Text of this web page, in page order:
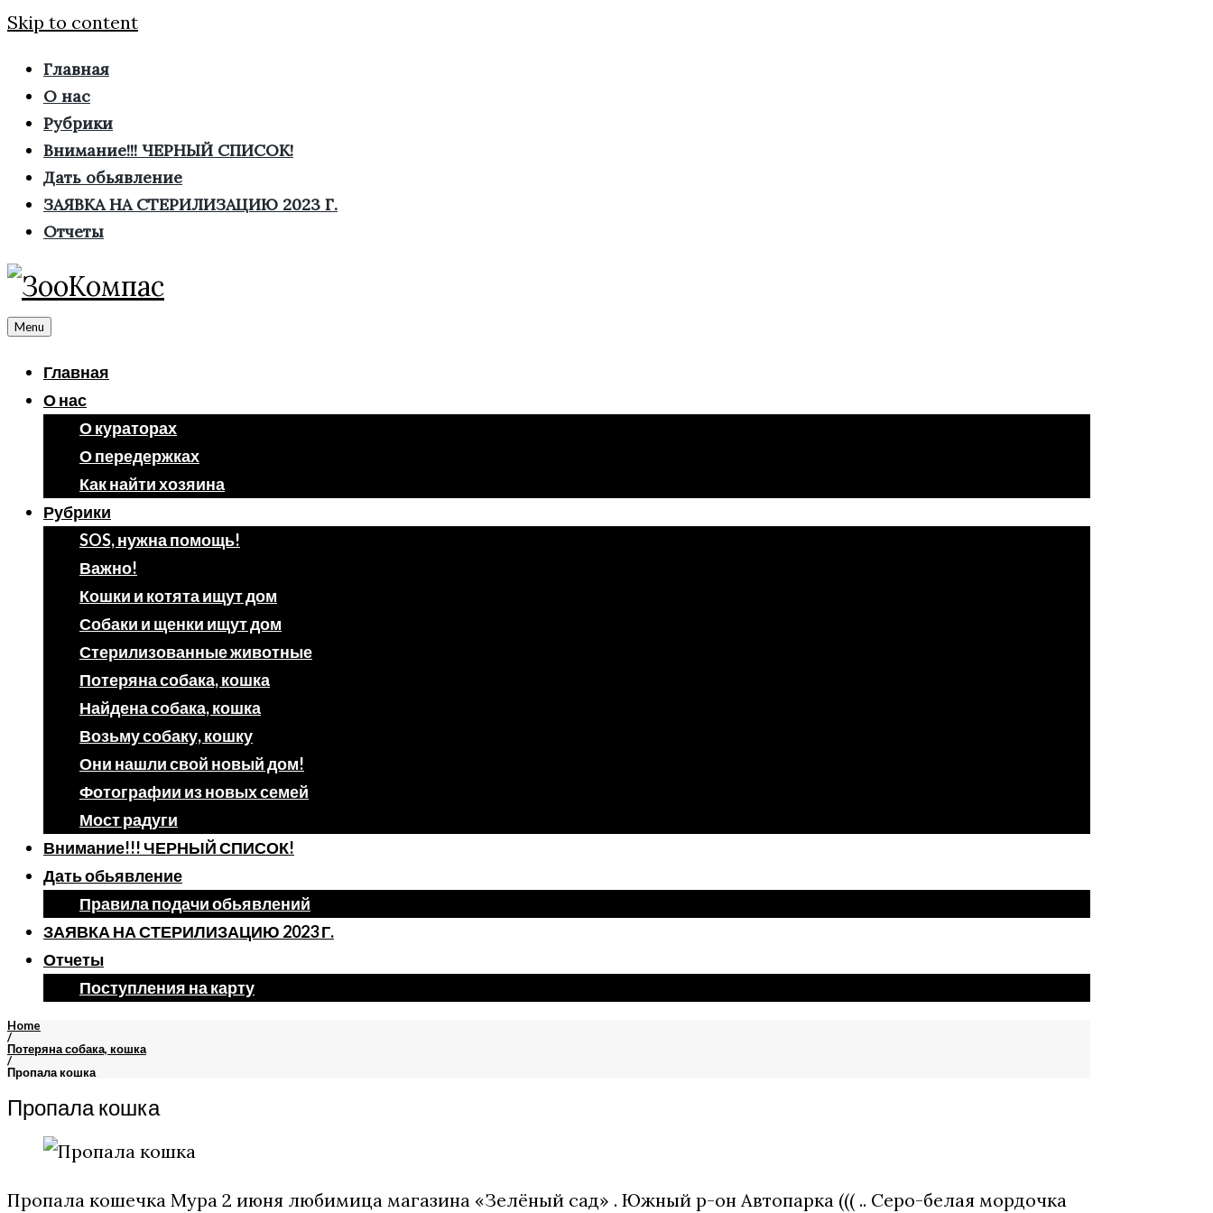
Skip to content
Главная
О нас
Рубрики
Внимание!!! ЧЕРНЫЙ СПИСОК!
Дать обьявление
ЗАЯВКА НА СТЕРИЛИЗАЦИЮ 2023 Г.
Отчеты
Menu
Главная
О нас
О кураторах
О передержках
Как найти хозяина
Рубрики
SOS, нужна помощь!
Важно!
Кошки и котята ищут дом
Собаки и щенки ищут дом
Стерилизованные животные
Потеряна собака, кошка
Найдена собака, кошка
Возьму собаку, кошку
Они нашли свой новый дом!
Фотографии из новых семей
Мост радуги
Внимание!!! ЧЕРНЫЙ СПИСОК!
Дать обьявление
Правила подачи обьявлений
ЗАЯВКА НА СТЕРИЛИЗАЦИЮ 2023 Г.
Отчеты
Поступления на карту
Home
/
Потеряна собака, кошка
/
Пропала кошка
Пропала кошка
Пропала кошечка Мура 2 июня любимица магазина «Зелёный сад» . Южный р-он Автопарка ((( .. Серо-белая мордочка